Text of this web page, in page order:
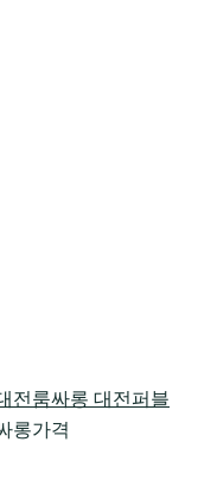
전룸싸롱 대전퍼블
롱가격